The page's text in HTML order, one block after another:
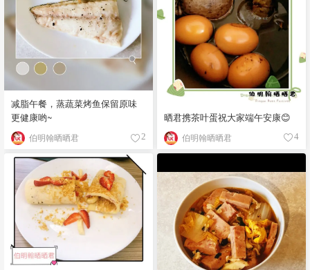
减脂午餐，蒸蔬菜烤鱼保留原味
更健康哟~
伯明翰晒晒君 2
晒君携茶叶蛋祝大家端午安康😊
伯明翰晒晒君 4